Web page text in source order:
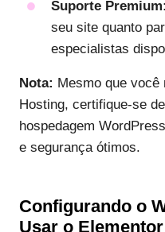
Suporte Premium:
seu site quanto
especialistas
Nota: Mesmo que você
Hosting, certifique-se
hospedagem
e segurança ótimos.
Configurando o
Usar o